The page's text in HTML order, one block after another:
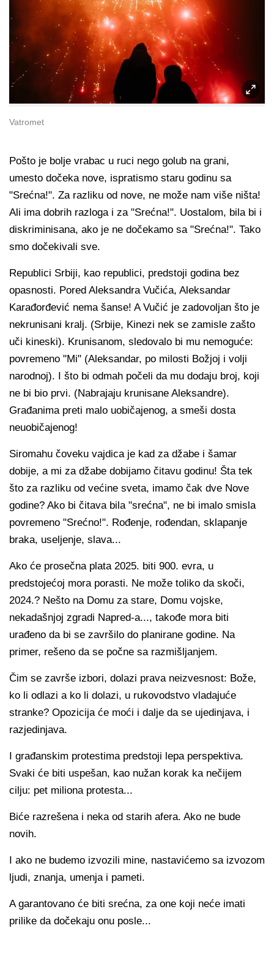
Vatromet
Pošto je bolje vrabac u ruci nego golub na grani,
umesto dočeka nove, ispratismo staru godinu sa
"Srećna!". Za razliku od nove, ne može nam više ništa!
Ali ima dobrih razloga i za "Srećna!". Uostalom, bila bi i
diskriminisana, ako je ne dočekamo sa "Srećna!". Tako
smo dočekivali sve.
Republici Srbiji, kao republici, predstoji godina bez
opasnosti. Pored Aleksandra Vučića, Aleksandar
Karađorđević nema šanse! A Vučić je zadovoljan što je
nekrunisani kralj. (Srbije, Kinezi nek se zamisle zašto
uči kineski). Krunisanom, sledovalo bi mu nemoguće:
povremeno "Mi" (Aleksandar, po milosti Božjoj i volji
narodnoj). I što bi odmah počeli da mu dodaju broj, koji
ne bi bio prvi. (Nabrajaju krunisane Aleksandre).
Građanima preti malo uobičajenog, a smeši dosta
neuobičajenog!
Siromahu čoveku vajdica je kad za džabe i šamar
dobije, a mi za džabe dobijamo čitavu godinu! Šta tek
što za razliku od većine sveta, imamo čak dve Nove
godine? Ako bi čitava bila "srećna", ne bi imalo smisla
povremeno "Srećno!". Rođenje, rođendan, sklapanje
braka, useljenje, slava...
Ako će prosečna plata 2025. biti 900. evra, u
predstojećoj mora porasti. Ne može toliko da skoči,
2024.? Nešto na Domu za stare, Domu vojske,
nekadašnjoj zgradi Napred-a..., takođe mora biti
urađeno da bi se završilo do planirane godine. Na
primer, rešeno da se počne sa razmišljanjem.
Čim se završe izbori, dolazi prava neizvesnost: Bože,
ko li odlazi a ko li dolazi, u rukovodstvo vladajuće
stranke? Opozicija će moći i dalje da se ujedinjava, i
razjedinjava.
I građanskim protestima predstoji lepa perspektiva.
Svaki će biti uspešan, kao nužan korak ka nečijem
cilju: pet miliona protesta...
Biće razrešena i neka od starih afera. Ako ne bude
novih.
I ako ne budemo izvozili mine, nastavićemo sa izvozom
ljudi, znanja, umenja i pameti.
A garantovano će biti srećna, za one koji neće imati
prilike da dočekaju onu posle...